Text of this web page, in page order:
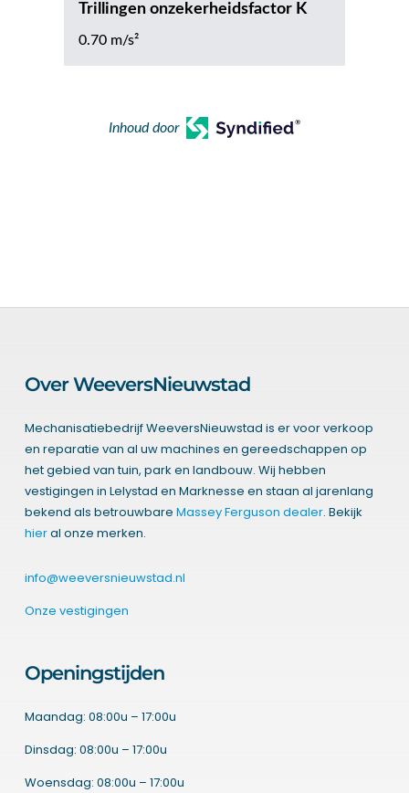
Trillingen onzekerheidsfactor K
0.70 m/s²
Inhoud door
Over WeeversNieuwstad
Mechanisatiebedrijf WeeversNieuwstad is er voor verkoop
en reparatie van al uw machines en gereedschappen op
het gebied van tuin, park en landbouw. Wij hebben
vestigingen in Lelystad en Marknesse en staan al jarenlang
bekend als betrouwbare Massey Ferguson dealer. Bekijk
hieral onze merken.
info@weeversnieuwstad.nl
Onze vestigingen
Openingstijden
Maandag: 08:00u – 17:00u
Dinsdag: 08:00u – 17:00u
Woensdag: 08:00u – 17:00u